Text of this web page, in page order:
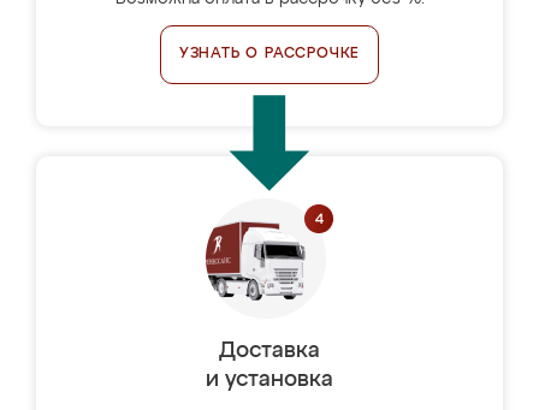
УЗНАТЬ О РАССРОЧКЕ
Доставка
и установка